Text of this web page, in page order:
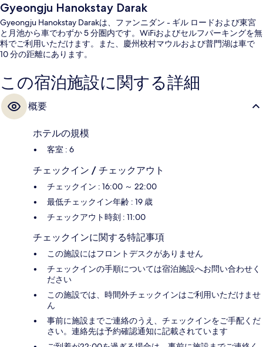
Gyeongju Hanokstay Darak
Gyeongju Hanokstay Darakは、ファンニダン - ギル ロードおよび東宮
と月池から車でわずか 5 分圏内です。WiFiおよびセルフパーキングを無
料でご利用いただけます。また、慶州校村マウルおよび普門湖は車で
10 分の距離にあります。
この宿泊施設に関する詳細
概要
ホテルの規模
客室 : 6
チェックイン / チェックアウト
チェックイン : 16:00 ～ 22:00
最低チェックイン年齢 : 19 歳
チェックアウト時刻 : 11:00
チェックインに関する特記事項
この施設にはフロントデスクがありません
チェックインの手順については宿泊施設へお問い合わせく
ださい
この施設では、時間外チェックインはご利用いただけませ
ん
事前に施設までご連絡のうえ、チェックインをご手配くだ
さい。連絡先は予約確認通知に記載されています